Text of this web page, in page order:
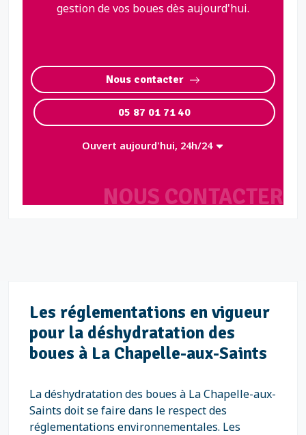
NOUS CONTACTER
gestion de vos boues dès aujourd'hui.
Nous contacter
05 87 01 71 40
Ouvert aujourd'hui, 24h/24
Les réglementations en vigueur
pour la déshydratation des
boues à La Chapelle-aux-Saints
La déshydratation des boues à La Chapelle-aux-
Saints doit se faire dans le respect des
réglementations environnementales. Les